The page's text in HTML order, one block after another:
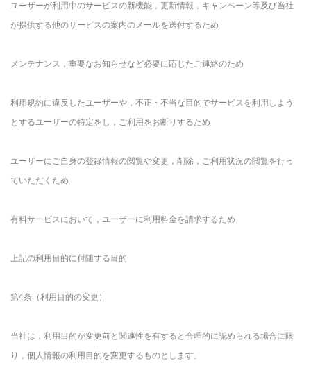
ユーザーが利用中のサービスの新機能，更新情報，キャンペーン等及び当社
が提供する他のサービスの案内のメールを送付するため
メンテナンス，重要なお知らせなど必要に応じたご連絡のため
利用規約に違反したユーザーや，不正・不当な目的でサービスを利用しよう
とするユーザーの特定をし，ご利用をお断りするため
ユーザーにご自身の登録情報の閲覧や変更，削除，ご利用状況の閲覧を行っ
ていただくため
有料サービスにおいて，ユーザーに利用料金を請求するため
上記の利用目的に付随する目的
第4条（利用目的の変更）
当社は，利用目的が変更前と関連性を有すると合理的に認められる場合に限
り，個人情報の利用目的を変更するものとします。